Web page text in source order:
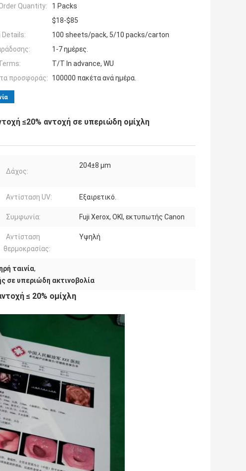
Quantity:
1 Packs
$18-$85
Details:
100 sheets/pack, 5/10 packs/carton
1-7 ημέρες.
T/T In advance, WU
προσφοράς:
100000 πακέτα ανά ημέρα.
≤20% αντοχή σε υπεριώδη ομίχλη
Δάχος:
204±8 μm
Αντίσταση UV: Εξαιρετικό.
Συμφωνία: Fuji Xerox, OKI, εκτυπωτής Canon
Αντίσταση
θερμοκρασίας:
Υψηλή
ταινία,
σε υπεριώδη ακτινοβολία
≤ 20% ομίχλη